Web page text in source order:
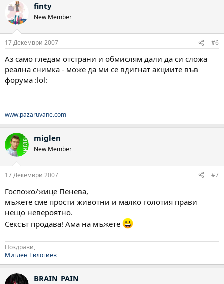
finty
New Member
17 Декември 2007 #6
Аз само гледам отстрани и обмислям дали да си сложа
реална снимка - може да ми се вдигнат акциите във
форума :lol:
www.pazaruvane.com
miglen
New Member
17 Декември 2007 #7
Госпожо/жице Пенева,
мъжете сме прости животни и малко голотия прави
нещо невероятно.
Сексът продава! Ама на мъжете
Поздрави,
Миглен Евлогиев
BRAIN_PAIN